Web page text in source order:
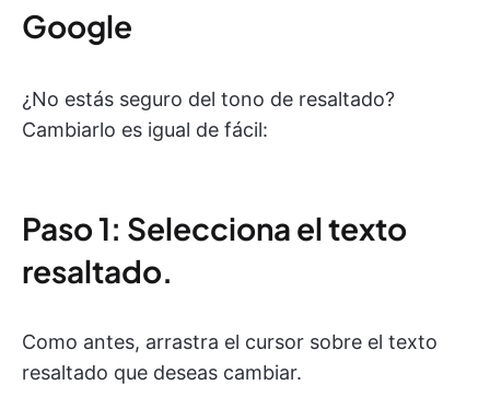
Google
¿No estás seguro del tono de resaltado?
Cambiarlo es igual de fácil:
Paso 1: Selecciona el texto
resaltado.
Como antes, arrastra el cursor sobre el texto
resaltado que deseas cambiar.